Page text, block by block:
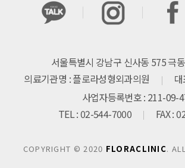
서울특별시 강남구 신사동 575 극
의료기관명 : 플로라성형외과의원
사업자등록번호 : 211-09-
TEL : 02-544-7000
FAX :
COPYRIGHT © 2020 FLORACLINIC.